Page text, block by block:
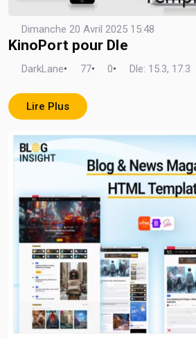
Dimanche 20 Avril 2025 15:48
KinoPort pour Dle
DarkLane• 77• 0• Dle: 15.3, 17.3
Lire Plus